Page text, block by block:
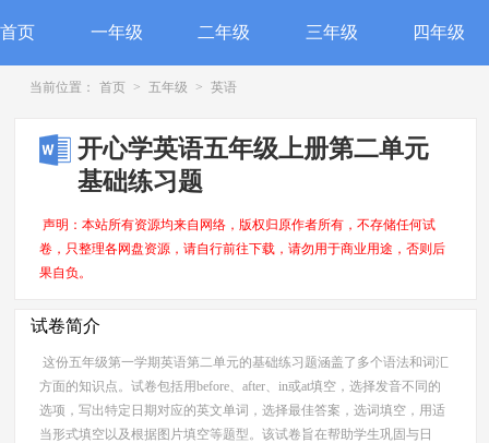
首页 一年级 二年级 三年级 四年级
当前位置： 首页 > 五年级 > 英语
开心学英语五年级上册第二单元
基础练习题
声明：本站所有资源均来自网络，版权归原作者所有，不存储任何试
卷，只整理各网盘资源，请自行前往下载，请勿用于商业用途，否则后
果自负。
试卷简介
这份五年级第一学期英语第二单元的基础练习题涵盖了多个语法和词汇
方面的知识点。试卷包括用before、after、in或at填空，选择发音不同的
选项，写出特定日期对应的英文单词，选择最佳答案，选词填空，用适
当形式填空以及根据图片填空等题型。该试卷旨在帮助学生巩固与日